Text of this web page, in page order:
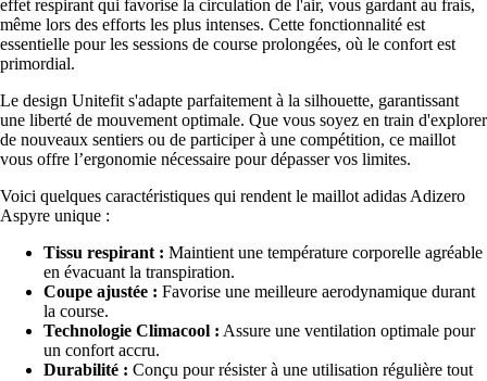
effet respirant qui favorise la circulation de l'air, vous gardant au frais,
même lors des efforts les plus intenses. Cette fonctionnalité est
essentielle pour les sessions de course prolongées, où le confort est
primordial.
Le design Unitefit s'adapte parfaitement à la silhouette, garantissant
une liberté de mouvement optimale. Que vous soyez en train d'explorer
de nouveaux sentiers ou de participer à une compétition, ce maillot
vous offre l’ergonomie nécessaire pour dépasser vos limites.
Voici quelques caractéristiques qui rendent le maillot adidas Adizero
Aspyre unique :
Tissu respirant : Maintient une température corporelle agréable
en évacuant la transpiration.
Coupe ajustée : Favorise une meilleure aerodynamique durant
la course.
Technologie Climacool : Assure une ventilation optimale pour
un confort accru.
Durabilité : Conçu pour résister à une utilisation régulière tout